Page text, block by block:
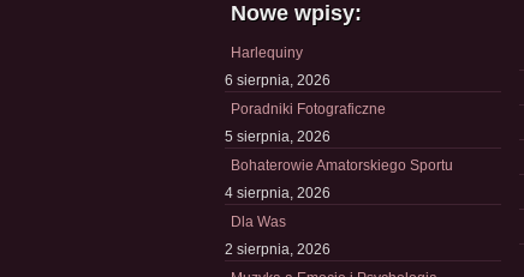
Nowe wpisy:
Harlequiny
6 sierpnia, 2026
Poradniki Fotograficzne
5 sierpnia, 2026
Bohaterowie Amatorskiego Sportu
4 sierpnia, 2026
Dla Was
2 sierpnia, 2026